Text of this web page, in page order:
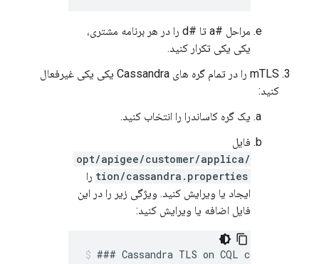
مراحل #a تا #d را در هر برنامه مشتری،
یکی یکی تکرار کنید.
mTLS را در تمام گره های Cassandra یکی یکی غیرفعال
کنید:
یک گره کاساندرا را انتخاب کنید.
فایل
/opt/apigee/customer/applica
tion/cassandra.properties را
ایجاد یا ویرایش کنید. ویژگی زیر را در این
فایل اضافه یا ویرایش کنید:
### Cassandra TLS on CQL connections